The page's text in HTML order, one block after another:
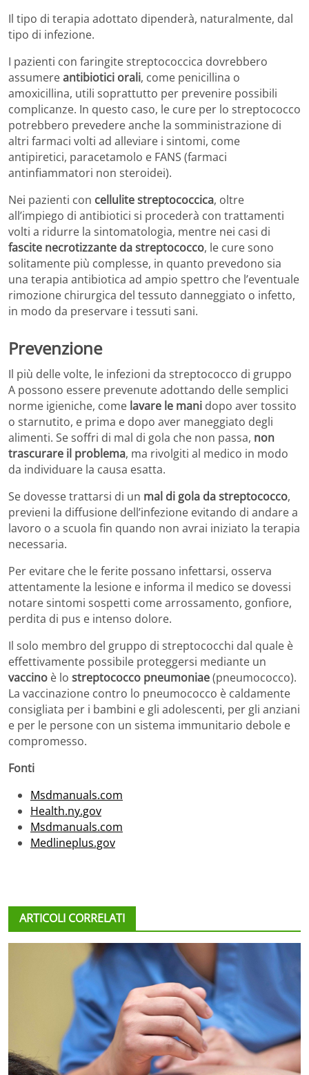
Il tipo di terapia adottato dipenderà, naturalmente, dal
tipo di infezione.
I pazienti con faringite streptococcica dovrebbero
assumereantibiotici orali, come penicillina o
amoxicillina, utili soprattutto per prevenire possibili
complicanze. In questo caso, le cure per lo streptococco
potrebbero prevedere anche la somministrazione di
altri farmaci volti ad alleviare i sintomi, come
antipiretici, paracetamolo e FANS (farmaci
antinfiammatori non steroidei).
Nei pazienti con cellulite streptococcica, oltre
all’impiego di antibiotici si procederà con trattamenti
volti a ridurre la sintomatologia, mentre nei casi di
fascite necrotizzante da streptococco, le cure sono
solitamente più complesse, in quanto prevedono sia
una terapia antibiotica ad ampio spettro che l’eventuale
rimozione chirurgica del tessuto danneggiato o infetto,
in modo da preservare i tessuti sani.
Prevenzione
Il più delle volte, le infezioni da streptococco di gruppo
A possono essere prevenute adottando delle semplici
norme igieniche, come lavare le mani dopo aver tossito
o starnutito, e prima e dopo aver maneggiato degli
alimenti. Se soffri di mal di gola che non passa, non
trascurare il problema, ma rivolgiti al medico in modo
da individuare la causa esatta.
Se dovesse trattarsi di un mal di gola da streptococco,
previeni la diffusione dell’infezione evitando di andare a
lavoro o a scuola fin quando non avrai iniziato la terapia
necessaria.
Per evitare che le ferite possano infettarsi, osserva
attentamente la lesione e informa il medico se dovessi
notare sintomi sospetti come arrossamento, gonfiore,
perdita di pus e intenso dolore.
Il solo membro del gruppo di streptococchi dal quale è
effettivamente possibile proteggersi mediante un
vaccino è lo streptococco pneumoniae(pneumococco).
La vaccinazione contro lo pneumococco è caldamente
consigliata per i bambini e gli adolescenti, per gli anziani
e per le persone con un sistema immunitario debole e
compromesso.
Fonti
Msdmanuals.com
Health.ny.gov
Msdmanuals.com
Medlineplus.gov
ARTICOLI CORRELATI